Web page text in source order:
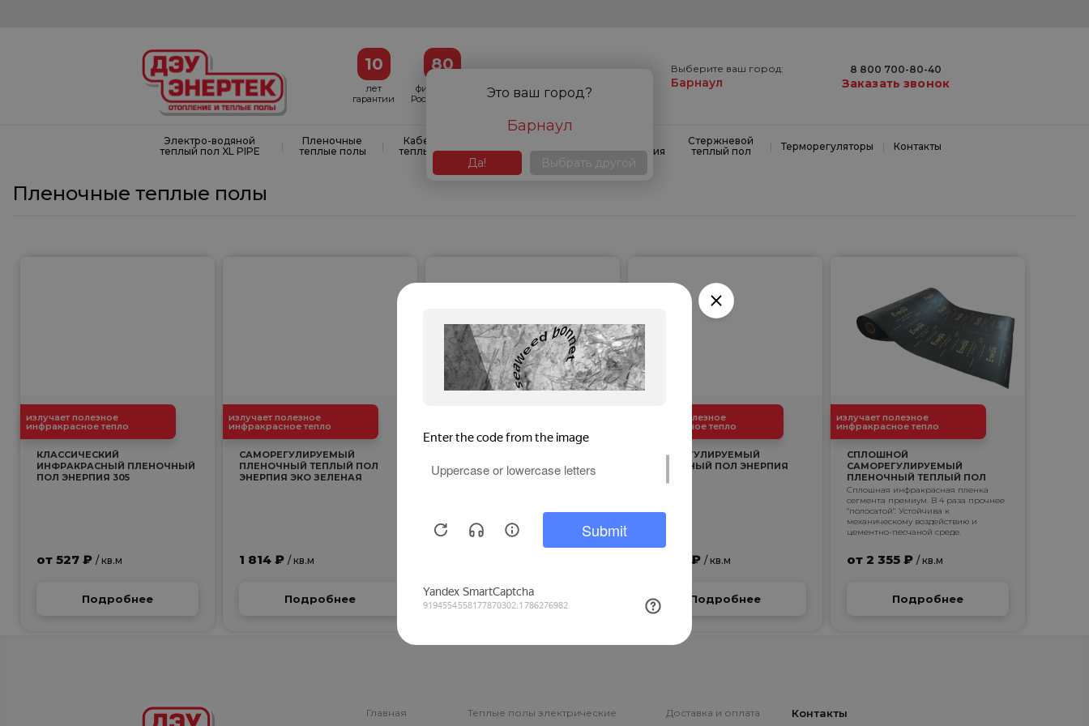
10
лет
гарантии
80
филиалов в
России и СНГ
Выберите ваш город:
Барнаул
8 800 700-80-40
Заказать звонок
Электро-водяной
теплый пол XL PIPE
Пленочные
теплые полы
Кабельные
теплые полы
маты
антиобледенения
Стержневой
теплый пол
Терморегуляторы Контакты
Пленочные теплые полы
излучает полезное
инфракрасное тепло
КЛАССИЧЕСКИЙ
ИНФРАКРАСНЫЙ ПЛЕНОЧНЫЙ
ПОЛ ЭНЕРПИЯ 305
от 527 ₽ / кв.м
Подробнее
излучает полезное
инфракрасное тепло
САМОРЕГУЛИРУЕМЫЙ
ПЛЕНОЧНЫЙ ТЕПЛЫЙ ПОЛ
ЭНЕРПИЯ ЭКО ЗЕЛЕНАЯ
1 814 ₽ / кв.м
Подробнее
ПЛЕНОЧНЫЙ ТЕПЛЫЙ ПОЛ
ЭНЕРПИЯ КОРИЧНЕВАЯ
Подробнее
излучает полезное
инфракрасное тепло
САМОРЕГУЛИРУЕМЫЙ
ПЛЕНОЧНЫЙ ПОЛ ЭНЕРПИЯ
от 659 ₽ / кв.м
Подробнее
излучает полезное
инфракрасное тепло
СПЛОШНОЙ
САМОРЕГУЛИРУЕМЫЙ
ПЛЕНОЧНЫЙ ТЕПЛЫЙ ПОЛ
ЭНЕРПИЯ ПРЕМИУМ
Сплошная инфракрасная пленка
сегмента премиум. В 4 раза прочнее
"полосатой". Устойчива к
механическому воздействию и
цементно-песчаной среде.
от 2 355 ₽ / кв.м
Подробнее
Главная Теплые полы электрические Доставка и оплата Контакты
Это ваш город?
Барнаул
Да! Выбрать другой